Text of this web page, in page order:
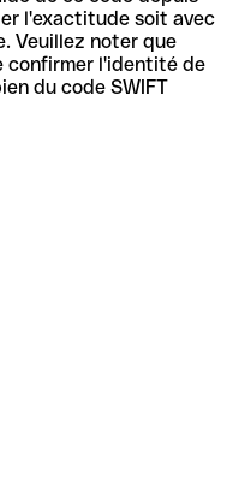
l'exactitude soit avec
Veuillez noter que
confirmer l'identité de
du code SWIFT